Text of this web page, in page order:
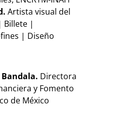
Artista visual del
Billete |
| Diseño
Bandala. Directora
y Fomento
de México